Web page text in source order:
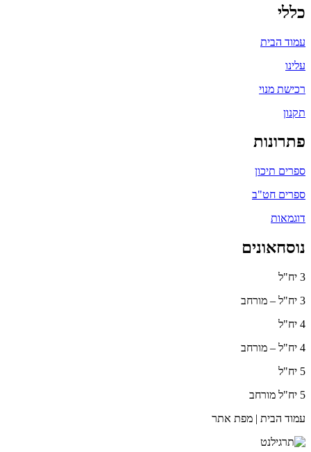
כללי
עמוד הבית
עלינו
רכישת מנוי
תקנון
פתרונות
ספרים תיכון
ספרים חט"ב
דוגמאות
נוסחאונים
3 יח"ל
3 יח"ל – מורחב
4 יח"ל
4 יח"ל – מורחב
5 יח"ל
5 יח"ל מורחב
עמוד הבית | מפת אתר